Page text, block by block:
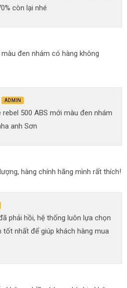
còn lại nhé
đen nhám có hàng không
ADMIN
rebel 500 ABS mới màu đen nhám
anh Sơn
hàng chính hãng mình rất thích!
phải hồi, hệ thống luôn lựa chọn
tốt nhất để giúp khách hàng mua